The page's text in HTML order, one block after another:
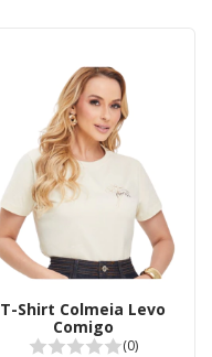
T-Shirt Colmeia Levo
Comigo
(0)